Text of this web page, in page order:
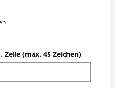
Zeile (max. 45 Zeichen)